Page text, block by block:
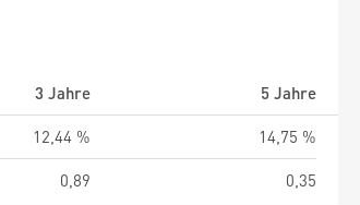
3 Jahre
5 Jahre
12,44 %
14,75 %
0,89 0,35